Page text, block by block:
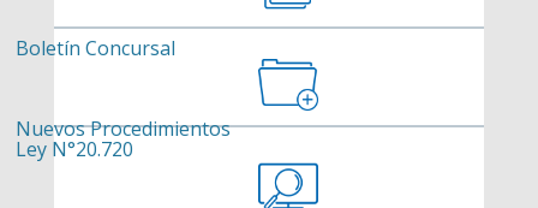
Boletín Concursal
Nuevos Procedimientos
Ley N°20.720